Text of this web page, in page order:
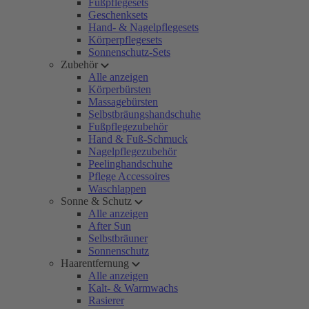
Fußpflegesets
Geschenksets
Hand- & Nagelpflegesets
Körperpflegesets
Sonnenschutz-Sets
Zubehör
Alle anzeigen
Körperbürsten
Massagebürsten
Selbstbräungshandschuhe
Fußpflegezubehör
Hand & Fuß-Schmuck
Nagelpflegezubehör
Peelinghandschuhe
Pflege Accessoires
Waschlappen
Sonne & Schutz
Alle anzeigen
After Sun
Selbstbräuner
Sonnenschutz
Haarentfernung
Alle anzeigen
Kalt- & Warmwachs
Rasierer